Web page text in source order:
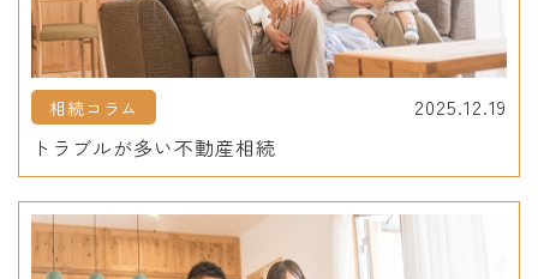
相続コラム
2025.12.19
トラブルが多い不動産相続